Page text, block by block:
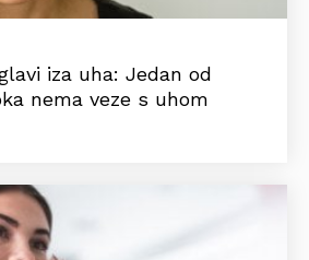
iza uha: Jedan od
nema veze s uhom